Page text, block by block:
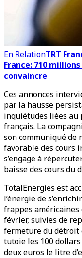
En RelationTRT
France: 710
convaincre
Ces annonces
par la hausse
inquiétudes liées au
français. La
son communiqué de
favorable des cours
s’engage à
baisse des cours du
TotalEnergies est
l’énergie de
frappes américaines
février, suivies de
fermeture du détroit
tutoie les 100
deux euros le litre